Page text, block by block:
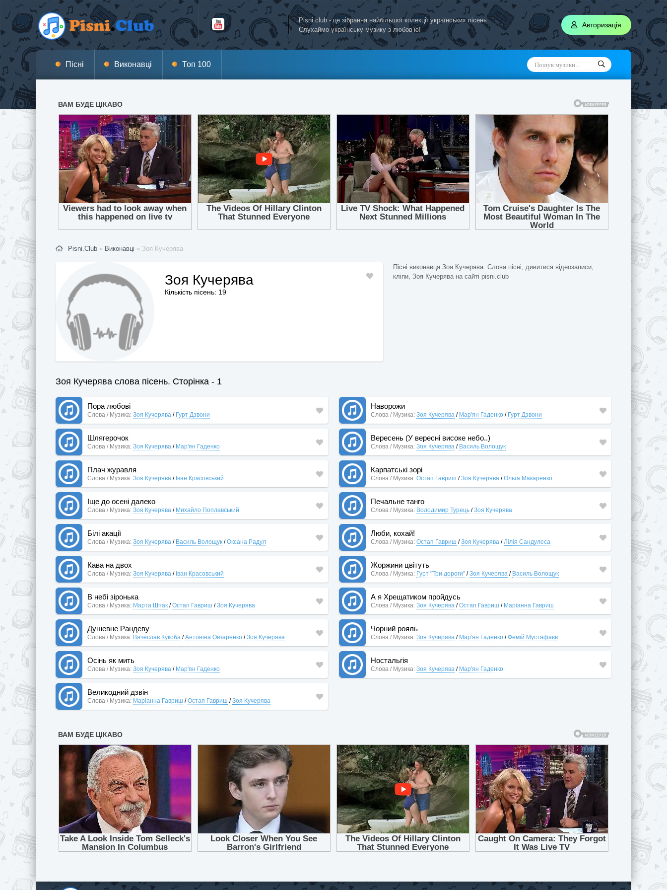
Pisni.club - це зібрання найбільшої колекції українських пісень
Слухаймо українську музику з любов’ю!
Авторизація
Пісні Виконавці Топ 100
Pisni.Club » Виконавці » Зоя Кучерява
Зоя Кучерява
Кількість пісень: 19
Пісні виконавця Зоя Кучерява. Слова пісні, дивитися відеозаписи,
кліпи, Зоя Кучерява на сайті pisni.club
Зоя Кучерява слова пісень. Сторінка - 1
Пора любові
Слова / Музика: Зоя Кучерява / Гурт Дзвони
Наворожи
Слова / Музика: Зоя Кучерява / Мар'ян Гаденко / Гурт Дзвони
Шлягерочок
Слова / Музика: Зоя Кучерява / Мар'ян Гаденко
Вересень (У вересні високе небо..)
Слова / Музика: Зоя Кучерява / Василь Волощук
Плач журавля
Слова / Музика: Зоя Кучерява / Іван Красовський
Карпатські зорі
Слова / Музика: Остап Гавриш /Зоя Кучерява /Ольга Макаренко
Іще до осені далеко
Слова / Музика: Зоя Кучерява / Михайло Поплавський
Печальне танго
Слова / Музика: Володимир Турець /Зоя Кучерява
Білі акації
Слова / Музика: Зоя Кучерява / Василь Волощук /Оксана Радул
Люби, кохай!
Слова / Музика: Остап Гавриш /Зоя Кучерява /Лілія Сандулеса
Кава на двох
Слова / Музика: Зоя Кучерява / Іван Красовський
Жоржини цвітуть
Слова / Музика: Гурт "Три дороги" /Зоя Кучерява / Василь Волощук
В небі зіронька
Слова / Музика: Марта Шпак /Остап Гавриш /Зоя Кучерява
А я Хрещатиком пройдусь
Слова / Музика: Зоя Кучерява /Остап Гавриш / Маріанна Гавриш
Душевне Рандеву
Слова / Музика: Вячеслав Кукоба /Антоніна Овчаренко /Зоя Кучерява
Чорний рояль
Слова / Музика: Зоя Кучерява / Мар'ян Гаденко /Фемій Мустафаєв
Осінь як мить
Слова / Музика: Зоя Кучерява / Мар'ян Гаденко
Ностальгія
Слова / Музика: Зоя Кучерява / Мар'ян Гаденко
Великодний дзвін
Слова / Музика: Маріанна Гавриш /Остап Гавриш /Зоя Кучерява